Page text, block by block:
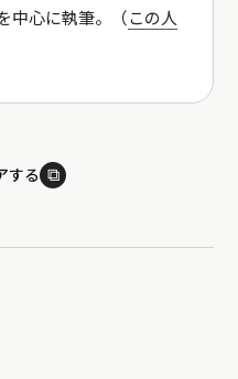
中心に執筆。（この人
する ⧉